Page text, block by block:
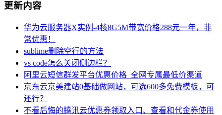
更新内容
华为云服务器X实例-4核8G5M带宽价格288元一年，非
常优惠！
sublime删除空行的方法
vs code怎么关闭侧边栏？
阿里云短信群发平台优惠价格_全网专属最低价渠道
京东云京美建站0基础做网站，可选600多免费模板，可
还行？
不看后悔的腾讯云优惠券领取入口、查看和代金券使用